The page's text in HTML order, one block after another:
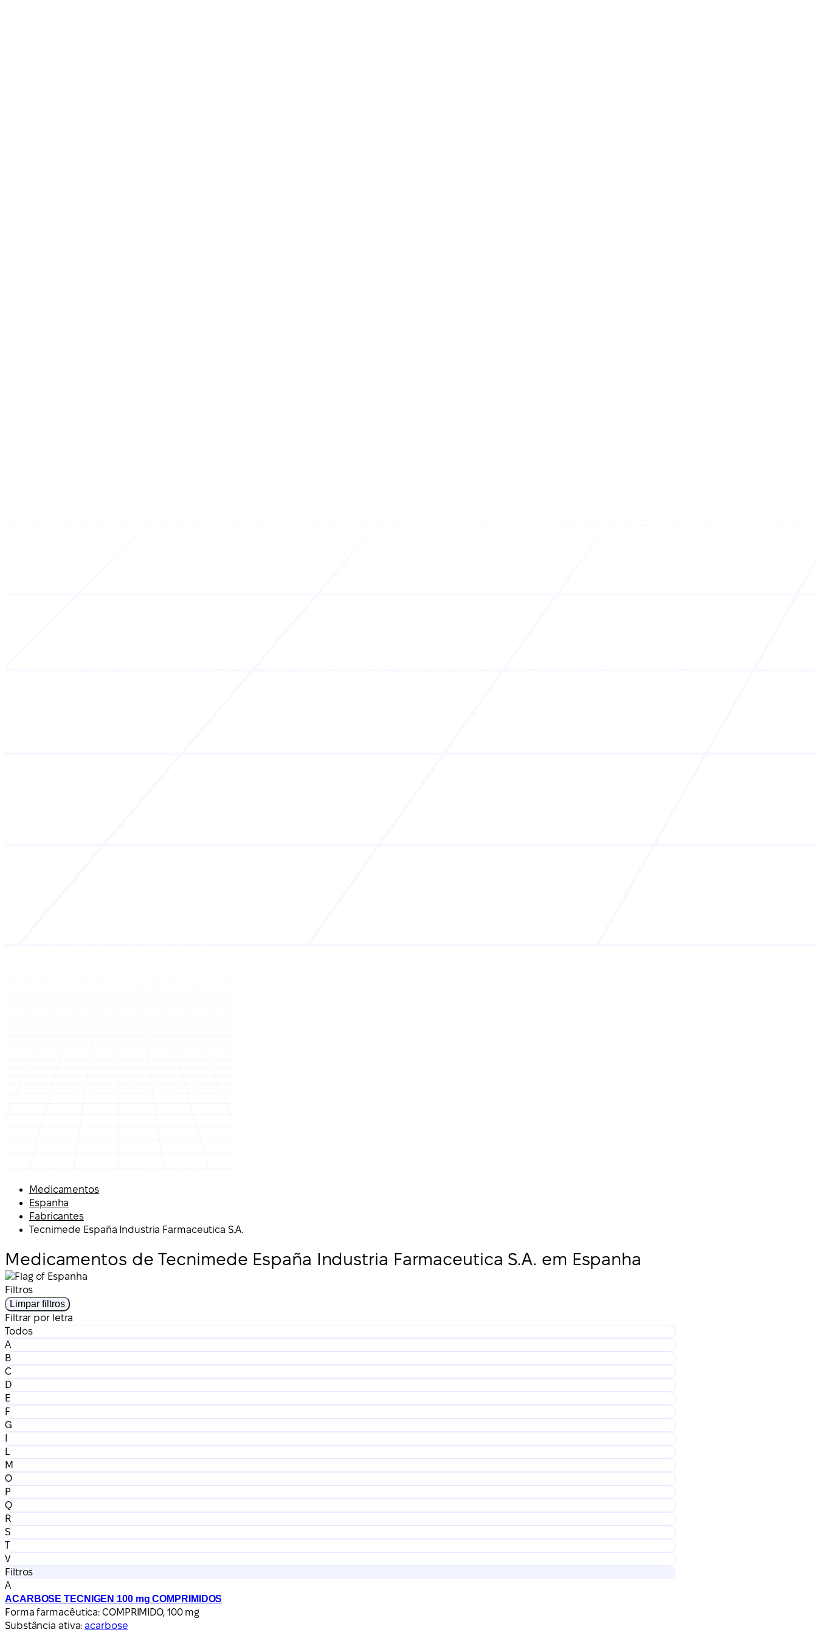
Medicamentos
Espanha
Fabricantes
Tecnimede España Industria Farmaceutica S.A.
Medicamentos de Tecnimede España Industria Farmaceutica S.A. em Espanha
Filtros
Limpar filtros
Filtrar por letra
Todos
A
B
C
D
E
F
G
I
L
M
O
P
Q
R
S
T
V
Filtros
A
ACARBOSE TECNIGEN 100 mg COMPRIMIDOS
Forma farmacêutica: COMPRIMIDO, 100 mg
Substância ativa:acarbose